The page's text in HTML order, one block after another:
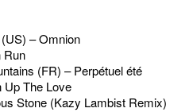
– Omnion
Run
(FR) – Perpétuel été
Up The Love
Stone (Kazy Lambist Remix)